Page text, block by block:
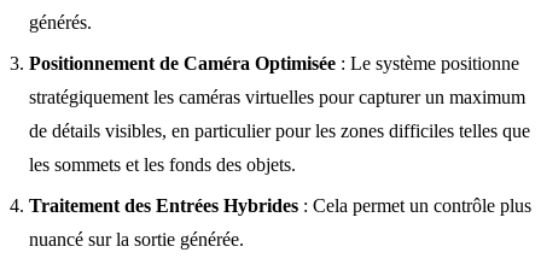
générés.
Positionnement de Caméra Optimisée : Le système positionne
stratégiquement les caméras virtuelles pour capturer un maximum
de détails visibles, en particulier pour les zones difficiles telles que
les sommets et les fonds des objets.
Traitement des Entrées Hybrides : Cela permet un contrôle plus
nuancé sur la sortie générée.